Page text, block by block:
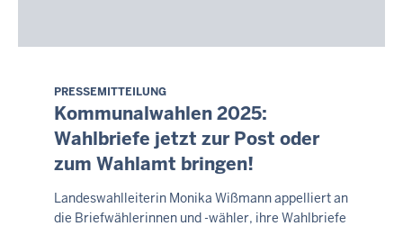
Samstag,
8.
August
2026
08:14
PRESSEMITTEILUNG
Kommunalwahlen 2025:
Wahlbriefe jetzt zur Post oder
zum Wahlamt bringen!
Landeswahlleiterin Monika Wißmann appelliert an
die Briefwählerinnen und -wähler, ihre Wahlbriefe